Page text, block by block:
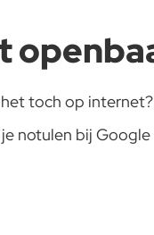
toch op
notulen bij